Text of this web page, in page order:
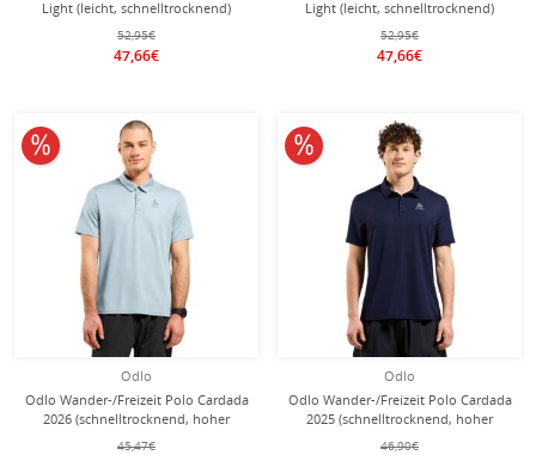
Light (leicht, schnelltrocknend)
sapphireblau Damen
52,95€
47,66€
Light (leicht, schnelltrocknend)
hellblau Herren
52,95€
47,66€
Odlo
Odlo Wander-/Freizeit Polo Cardada
2026 (schnelltrocknend, hoher
Tragekomfort) hellblau Herren
45,47€
10% reduziert
Odlo
Odlo Wander-/Freizeit Polo Cardada
2025 (schnelltrocknend, hoher
Tragekomfort) eclipseblau Herren
46,90€
10% reduziert